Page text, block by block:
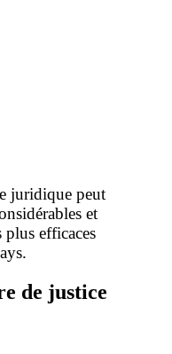
juridique peut
et
plus efficaces
de justice